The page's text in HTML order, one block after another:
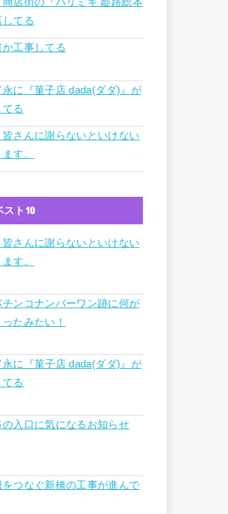
店街の『パリミキ 姫路総本
てる
工事してる
永に『菓子店 dada(ダダ)』が
る
皆さんに謝らないといけない
す。
スト10
皆さんに謝らないといけない
す。
ンコナンバーワン跡に何が
たみたい！
永に『菓子店 dada(ダダ)』が
る
の入口に気になるお知らせ
つなぐ新橋の工事が進んで